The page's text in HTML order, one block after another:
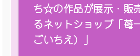
ち☆の作品が展示・販
るネットショップ「苺
ごいちえ）」